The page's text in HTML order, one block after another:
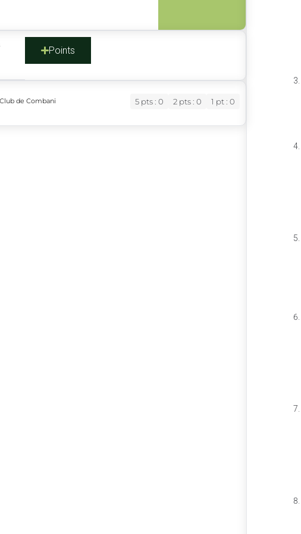
Points
5 pts : 0 2 pts : 0 1 pt : 0
de Combani